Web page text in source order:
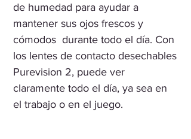
de humedad para ayudar a
mantener sus ojos frescos y
cómodos ​​ durante todo el día. Con
los lentes de contacto desechables
Purevision 2, puede ver
claramente todo el día, ya sea en
el trabajo o en el juego.